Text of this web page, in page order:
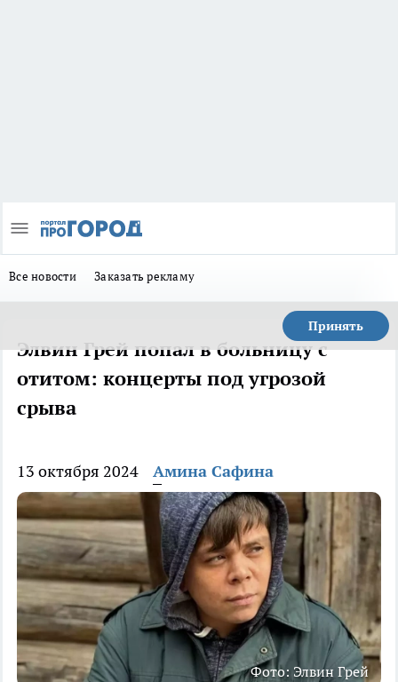
Все новости Заказать рекламу
Принять
Элвин Грей попал в больницу с
отитом: концерты под угрозой
срыва
13 октября 2024 Амина Сафина
Фото: Элвин Грей